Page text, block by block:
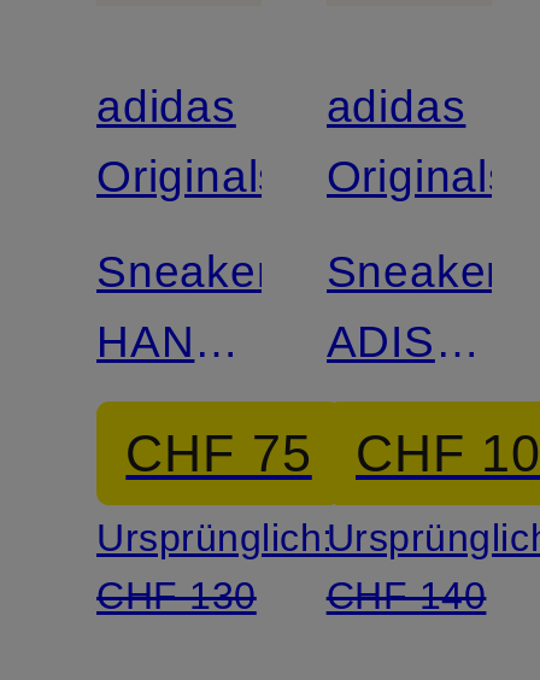
adidas
Originals
Sneaker
HANDBALL
SPEZIAL
CHF 75
Ursprünglich:
CHF 130
adidas
Originals
Sneaker
ADISTAR
CHF
CHF 140